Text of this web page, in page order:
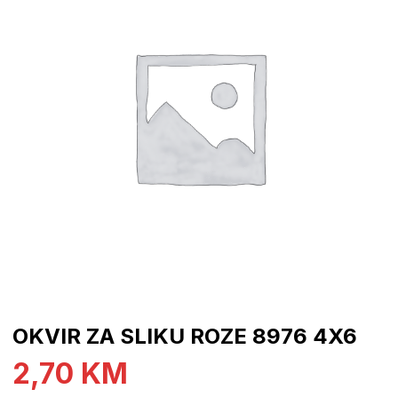
OKVIR ZA SLIKU ROZE 8976 4X6
2,70 KM